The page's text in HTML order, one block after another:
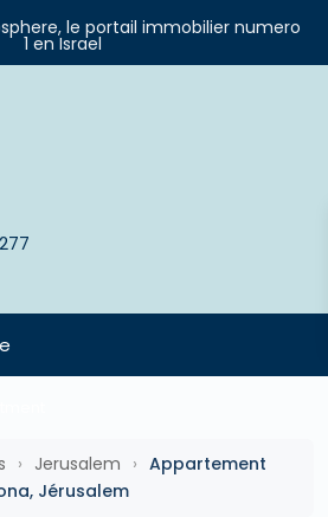
le portail immobilier numero
1 en Israel
› Jerusalem › Appartement
Jérusalem